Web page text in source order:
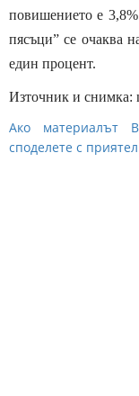
повишението е
пясъци” се очаква
един процент.
Източник и снимка:
Ако материалът
споделете с